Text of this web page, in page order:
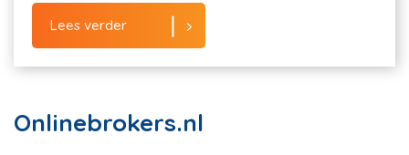
Lees verder
Onlinebrokers.nl